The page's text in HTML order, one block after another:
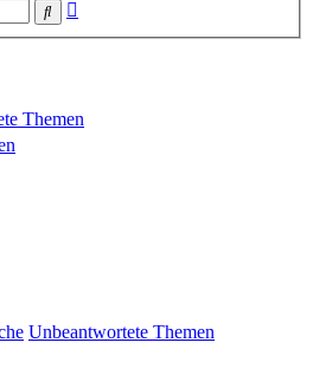
Suche
Themen
Unbeantwortete Themen